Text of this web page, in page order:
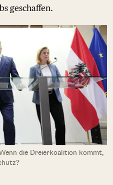
geschaffen.
die Dreierkoalition kommt,